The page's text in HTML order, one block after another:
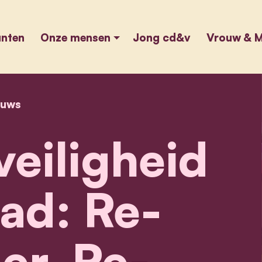
Onze mensen Jong cd&v Vrouw &
homeverkeersveiligheid in de stad: re-engineer, re-
Re-